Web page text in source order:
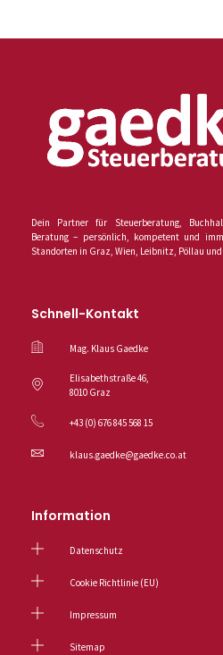
Dein Partner für Steuerberatung,
Beratung – persönlich, kompetent und
Standorten in Graz, Wien, Leibnitz, Pöllau
Schnell-Kontakt
Mag. Klaus Gaedke
Elisabethstraße 46,
8010 Graz
+43 (0) 676 845 568 15
klaus.gaedke@gaedke.co.at
Information
Datenschutz
Cookie Richtlinie (EU)
Impressum
Sitemap